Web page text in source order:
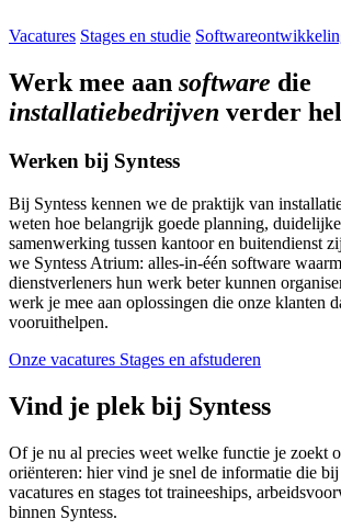
Vacatures Stages en studie
Werk mee aan software die
installatiebedrijven verder
Werken bij Syntess
Bij Syntess kennen we de praktijk van
weten hoe belangrijk goede planning,
samenwerking tussen kantoor en buitendienst
we Syntess Atrium: alles-in-één software
dienstverleners hun werk beter kunnen
werk je mee aan oplossingen die onze klanten
vooruithelpen.
Onze vacatures Stages en afstuderen
Vind je plek bij Syntess
Of je nu al precies weet welke functie je zoekt
oriënteren: hier vind je snel de informatie die
vacatures en stages tot traineeships,
binnen Syntess.